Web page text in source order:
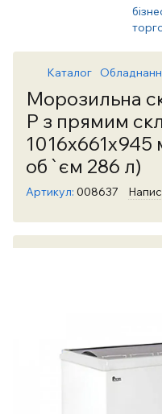
Каталог
Морозильна
P з прямим
об`єм 286 л)
Артикул: 008637